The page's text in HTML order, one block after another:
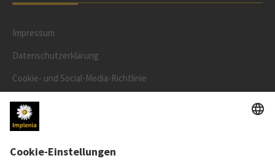
Impressum
Datenschutzerklärung
Cookie- und Social-Media-Richtlinie
Cookie-Einstellungen
AKTIENKURS
SWX: Implenia AG